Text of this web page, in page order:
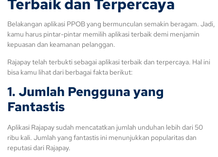
Terbaik dan Terpercaya
Belakangan aplikasi PPOB yang bermunculan semakin beragam. Jadi,
kamu harus pintar-pintar memilih aplikasi terbaik demi menjamin
kepuasan dan keamanan pelanggan.
Rajapay telah terbukti sebagai aplikasi terbaik dan terpercaya. Hal ini
bisa kamu lihat dari berbagai fakta berikut:
1. Jumlah Pengguna yang
Fantastis
Aplikasi Rajapay sudah mencatatkan jumlah unduhan lebih dari 50
ribu kali. Jumlah yang fantastis ini menunjukkan popularitas dan
reputasi dari Rajapay.